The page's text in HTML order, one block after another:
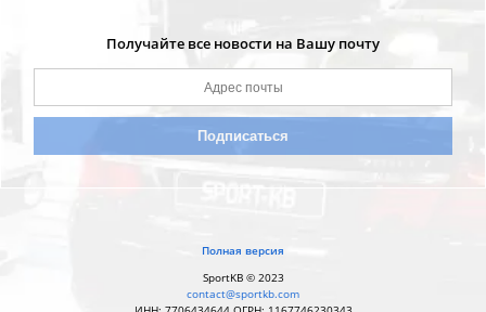
Получайте все новости на Вашу почту
Полная версия
SportKB © 2023
contact@sportkb.com